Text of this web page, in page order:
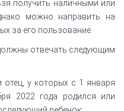
получить наличными или
можно направить на
за его пользование.
отвечать следующим
отец, у которых с 1 января
2022 года родился или